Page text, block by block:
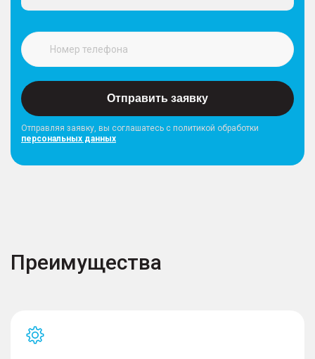
Отправить заявку
Отправляя заявку, вы соглашатесь с политикой обработки
персональных данных
Преимущества